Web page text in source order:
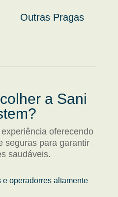
Outras Pragas
a Sani
oferecendo
seguras para garantir
saudáveis.
operadorres altamente